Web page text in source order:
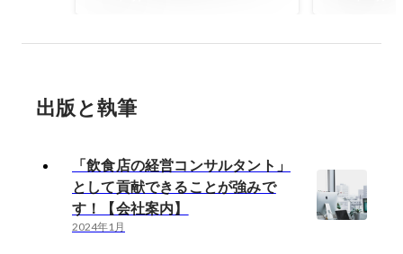
出版と執筆
「飲食店の経営コンサルタント」
として貢献できることが強みで
す！【会社案内】
2024年1月